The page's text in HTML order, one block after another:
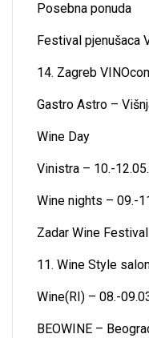
Posebna ponuda
Festival pjenušaca
14. Zagreb
Gastro Astro –
Wine Day
Vinistra – 10.-
Wine nights – 09.-
Zadar Wine Festival
11. Wine Style
Wine(RI) – 08.-
BEOWINE –